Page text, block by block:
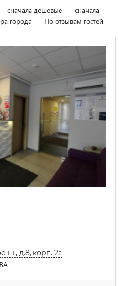
сначала дешевые
сначала
города По отзывам гостей
ш., д.8, корп. 2а